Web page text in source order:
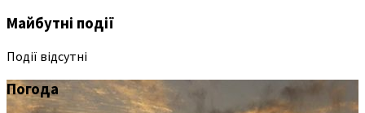
Майбутні події
Події відсутні
Погода